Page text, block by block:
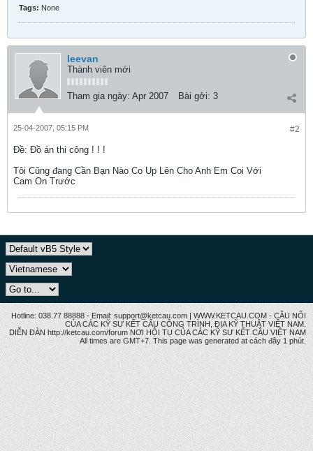
Tags: None
leevan
Thành viên mới
Tham gia ngày: Apr 2007 Bài gởi: 3
#2
25-04-2007, 05:15 PM
Ðề: Đồ án thi công ! ! !
Tôi Cũng đang Cần Bạn Nào Co Up Lên Cho Anh Em Coi Với
Cam On Trước
Hotline: 038.77 88888 - Email: support@ketcau.com | WWW.KETCAU.COM - CẦU NỐI
CỦA CÁC KỸ SƯ KẾT CẤU CÔNG TRÌNH, ĐỊA KỸ THUẬT VIỆT NAM.
DIỄN ĐÀN http://ketcau.com/forum NƠI HỘI TỤ CỦA CÁC KỸ SƯ KẾT CÂU VIỆT NAM
All times are GMT+7. This page was generated at cách đây 1 phút.